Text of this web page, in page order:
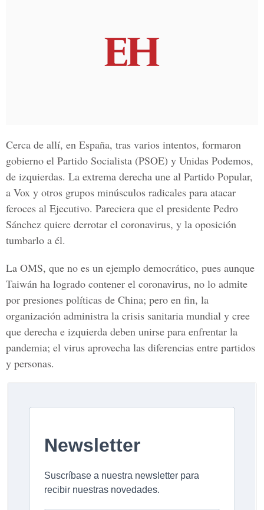
Cerca de allí, en España, tras varios intentos, formaron
gobierno el Partido Socialista (PSOE) y Unidas Podemos,
de izquierdas. La extrema derecha une al Partido Popular,
a Vox y otros grupos minúsculos radicales para atacar
feroces al Ejecutivo. Pareciera que el presidente Pedro
Sánchez quiere derrotar el coronavirus, y la oposición
tumbarlo a él.
La OMS, que no es un ejemplo democrático, pues aunque
Taiwán ha logrado contener el coronavirus, no lo admite
por presiones políticas de China; pero en fin, la
organización administra la crisis sanitaria mundial y cree
que derecha e izquierda deben unirse para enfrentar la
pandemia; el virus aprovecha las diferencias entre partidos
y personas.